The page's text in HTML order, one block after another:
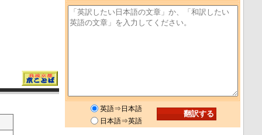
英語⇒日本語
日本語⇒英語